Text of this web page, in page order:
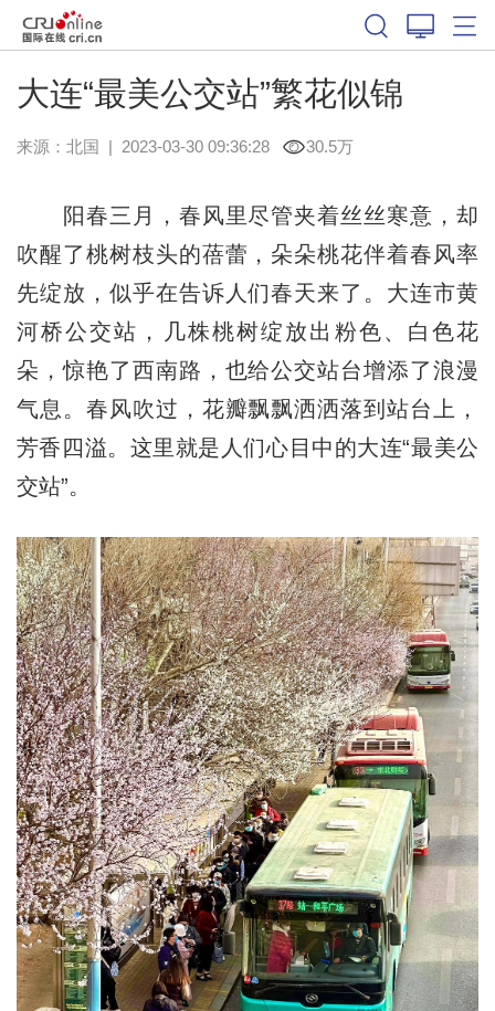
大连“最美公交站”繁花似锦
来源： 北国 | 2023-03-30 09:36:28 30.5万
阳春三月，春风里尽管夹着丝丝寒意，却
吹醒了桃树枝头的蓓蕾，朵朵桃花伴着春风率
先绽放，似乎在告诉人们春天来了。大连市黄
河桥公交站，几株桃树绽放出粉色、白色花
朵，惊艳了西南路，也给公交站台增添了浪漫
气息。春风吹过，花瓣飘飘洒洒落到站台上，
芳香四溢。这里就是人们心目中的大连“最美公
交站”。